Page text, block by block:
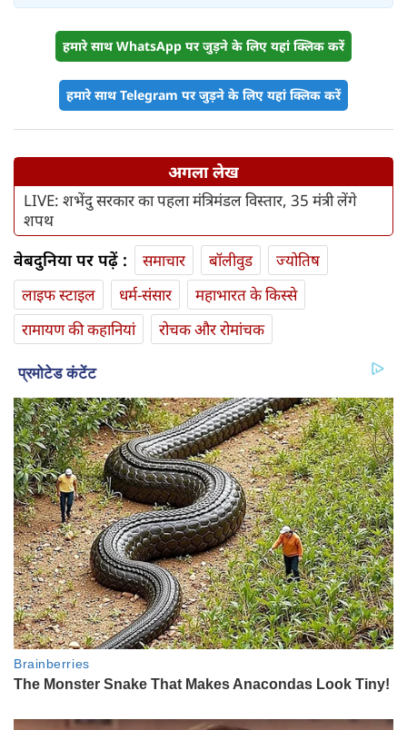
हमारे साथ WhatsApp पर जुड़ने के लिए यहां क्लिक करें
हमारे साथ Telegram पर जुड़ने के लिए यहां क्लिक करें
अगला लेख
LIVE: शभेंदु सरकार का पहला मंत्रिमंडल विस्तार, 35 मंत्री लेंगे
शपथ
वेबदुनिया पर पढ़ें : समाचार बॉलीवुड
ज्योतिष
लाइफ स्‍टाइल
धर्म-संसार
महाभारत के किस्से
रामायण की कहानियां
रोचक और रोमांचक